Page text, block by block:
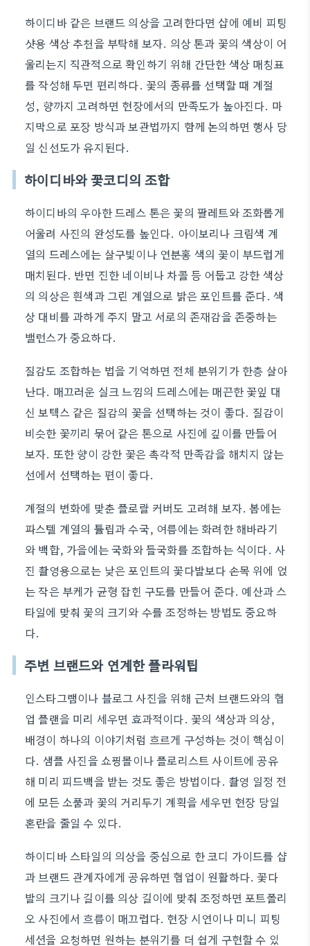
하이디바 같은 브랜드 의상을 고려한다면 샵에 예비 피팅
샷용 색상 추천을 부탁해 보자. 의상 톤과 꽃의 색상이 어
울리는지 직관적으로 확인하기 위해 간단한 색상 매칭표
를 작성해 두면 편리하다. 꽃의 종류를 선택할 때 계절
성, 향까지 고려하면 현장에서의 만족도가 높아진다. 마
지막으로 포장 방식과 보관법까지 함께 논의하면 행사 당
일 신선도가 유지된다.
하이디바와 꽃코디의 조합
하이디바의 우아한 드레스 톤은 꽃의 팔레트와 조화롭게
어울려 사진의 완성도를 높인다. 아이보리나 크림색 계
열의 드레스에는 살구빛이나 연분홍 색의 꽃이 부드럽게
매치된다. 반면 진한 네이비나 차콜 등 어둡고 강한 색상
의 의상은 흰색과 그린 계열으로 밝은 포인트를 준다. 색
상 대비를 과하게 주지 말고 서로의 존재감을 존중하는
밸런스가 중요하다.
질감도 조합하는 법을 기억하면 전체 분위기가 한층 살아
난다. 매끄러운 실크 느낌의 드레스에는 매끈한 꽃잎 대
신 보텍스 같은 질감의 꽃을 선택하는 것이 좋다. 질감이
비슷한 꽃끼리 묶어 같은 톤으로 사진에 깊이를 만들어
보자. 또한 향이 강한 꽃은 촉각적 만족감을 해치지 않는
선에서 선택하는 편이 좋다.
계절의 변화에 맞춘 플로랄 커버도 고려해 보자. 봄에는
파스텔 계열의 튤립과 수국, 여름에는 화려한 해바라기
와 백합, 가을에는 국화와 들국화를 조합하는 식이다. 사
진 촬영용으로는 낮은 포인트의 꽃다발보다 손목 위에 얹
는 작은 부케가 균형 잡힌 구도를 만들어 준다. 예산과 스
타일에 맞춰 꽃의 크기와 수를 조정하는 방법도 중요하
다.
주변 브랜드와 연계한 플라워팁
인스타그램이나 블로그 사진을 위해 근처 브랜드와의 협
업 플랜을 미리 세우면 효과적이다. 꽃의 색상과 의상,
배경이 하나의 이야기처럼 흐르게 구성하는 것이 핵심이
다. 샘플 사진을 쇼핑몰이나 플로리스트 사이트에 공유
해 미리 피드백을 받는 것도 좋은 방법이다. 촬영 일정 전
에 모든 소품과 꽃의 거리두기 계획을 세우면 현장 당일
혼란을 줄일 수 있다.
하이디바 스타일의 의상을 중심으로 한 코디 가이드를 샵
과 브랜드 관계자에게 공유하면 협업이 원활하다. 꽃다
발의 크기나 길이를 의상 길이에 맞춰 조정하면 포트폴리
오 사진에서 흐름이 매끄럽다. 현장 시연이나 미니 피팅
세션을 요청하면 원하는 분위기를 더 쉽게 구현할 수 있